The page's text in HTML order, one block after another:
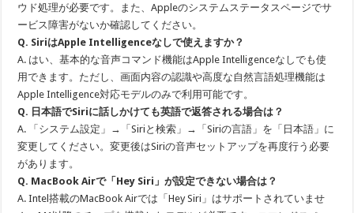
ウド処理が必要です。また、Appleのシステムステータスページでサ
ービス障害がないか確認してください。
Q. SiriはApple Intelligenceなしで使えますか？
A. はい、基本的な音声コマンド機能はApple Intelligenceなしでも使
用できます。ただし、画面内容の認識や高度な自然言語処理機能は
Apple Intelligence対応モデルのみで利用可能です。
Q. 日本語でSiriに話しかけても英語で返答される場合は？
A. 「システム設定」→「Siriと検索」→「Siriの言語」を「日本語」に
変更してください。変更後はSiriの音声セットアップを再度行う必要
があります。
Q. MacBook Airで「Hey Siri」が設定できない場合は？
A. Intel搭載のMacBook Airでは「Hey Siri」はサポートされていませ